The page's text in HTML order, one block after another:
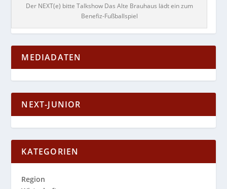
Der NEXT(e) bitte Talkshow Das Alte Brauhaus lädt ein zum
Benefiz-Fußballspiel
MEDIADATEN
NEXT-JUNIOR
KATEGORIEN
Region